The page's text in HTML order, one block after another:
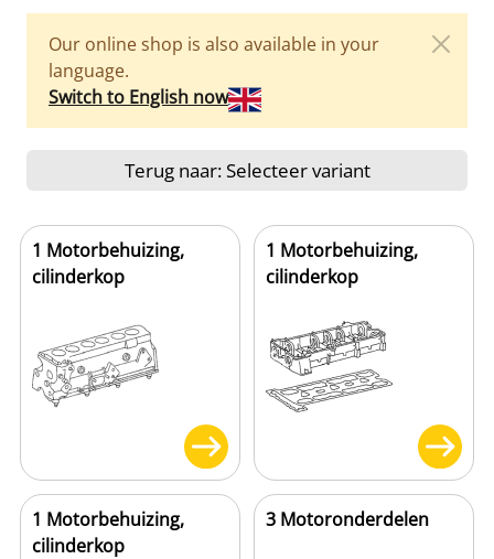
Our online shop is also available in your
language.
Switch to English now
Terug naar: Selecteer variant
1 Motorbehuizing,
cilinderkop
1 Motorbehuizing,
cilinderkop
1 Motorbehuizing,
cilinderkop
3 Motoronderdelen